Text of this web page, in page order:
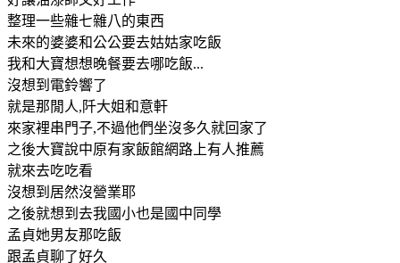
整理一些雜七雜八的東西
未來的婆婆和公公要去姑姑家吃飯
我和大寶想想晚餐要去哪吃飯...
沒想到電鈴響了
就是那閒人,阡大姐和意軒
來家裡串門子,不過他們坐沒多久就回家了
之後大寶說中原有家飯館網路上有人推薦
就來去吃吃看
沒想到居然沒營業耶
之後就想到去我國小也是國中同學
孟貞她男友那吃飯
跟孟貞聊了好久